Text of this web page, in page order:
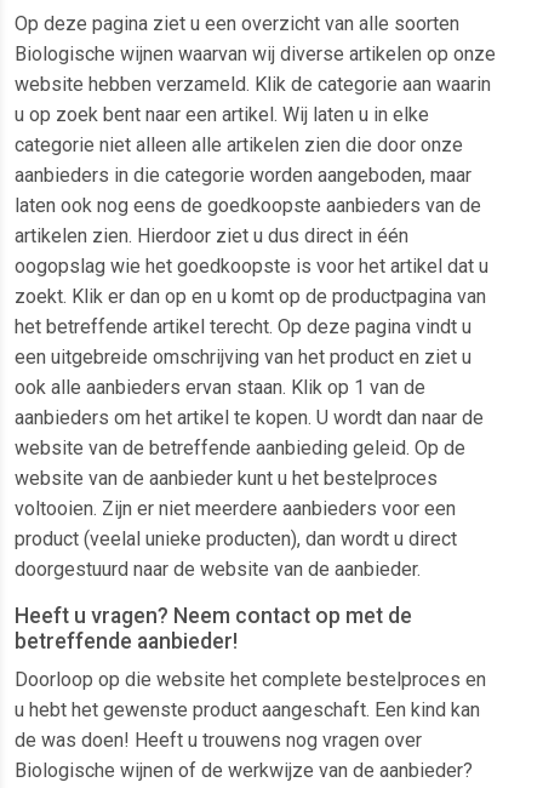
Op deze pagina ziet u een overzicht van alle soorten
Biologische wijnen waarvan wij diverse artikelen op onze
website hebben verzameld. Klik de categorie aan waarin
u op zoek bent naar een artikel. Wij laten u in elke
categorie niet alleen alle artikelen zien die door onze
aanbieders in die categorie worden aangeboden, maar
laten ook nog eens de goedkoopste aanbieders van de
artikelen zien. Hierdoor ziet u dus direct in één
oogopslag wie het goedkoopste is voor het artikel dat u
zoekt. Klik er dan op en u komt op de productpagina van
het betreffende artikel terecht. Op deze pagina vindt u
een uitgebreide omschrijving van het product en ziet u
ook alle aanbieders ervan staan. Klik op 1 van de
aanbieders om het artikel te kopen. U wordt dan naar de
website van de betreffende aanbieding geleid. Op de
website van de aanbieder kunt u het bestelproces
voltooien. Zijn er niet meerdere aanbieders voor een
product (veelal unieke producten), dan wordt u direct
doorgestuurd naar de website van de aanbieder.
Heeft u vragen? Neem contact op met de
betreffende aanbieder!
Doorloop op die website het complete bestelproces en
u hebt het gewenste product aangeschaft. Een kind kan
de was doen! Heeft u trouwens nog vragen over
Biologische wijnen of de werkwijze van de aanbieder?